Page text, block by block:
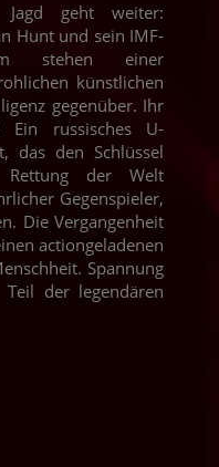
Jagd geht weiter:
Hunt und sein IMF-
stehen einer
künstlichen
gegenüber. Ihr
Ein russisches U-
das den Schlüssel
der Welt
Gegenspieler,
Die Vergangenheit
actiongeladenen
Spannung
der legendären